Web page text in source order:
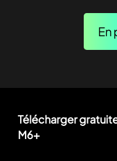
En
Télécharger
M6+